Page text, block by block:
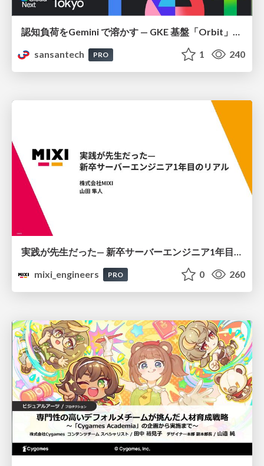
認知負荷をGemini で溶かす — GKE 基盤「Orbit」における AI エージェントの実践
sansantech
PRO 1 240
mixi_engineers
PRO 0 260